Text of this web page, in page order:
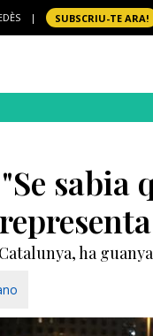
| SUBSCRIU-TE ARA!
sabia
ha